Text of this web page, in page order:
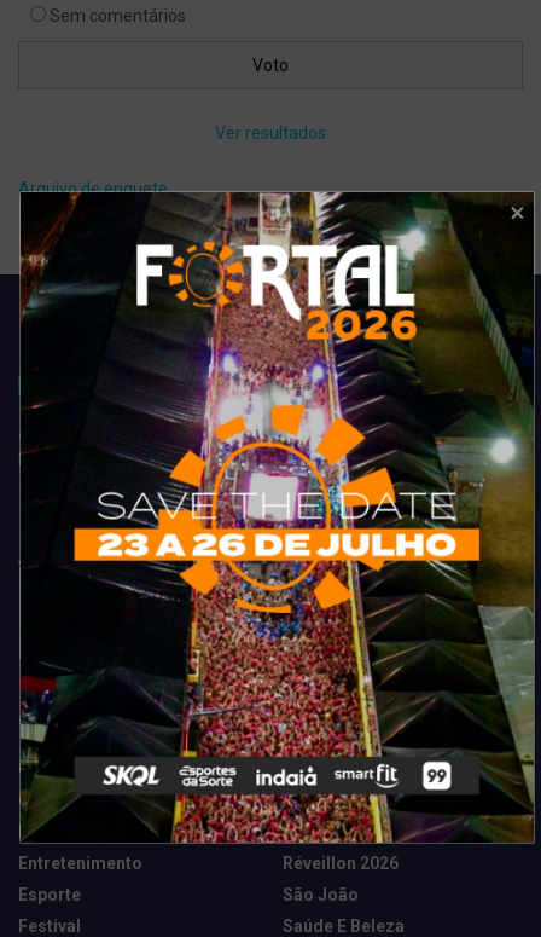
Sem comentários
Ver resultados
Arquivo de enquete
Acompanhe todas as novidades do entretenimento na região de
Fortaleza. Dicas, promoções, coberturas exclusivas e muito mais.
Categorias
Camarote Vip Junino
Cidade
Destaques
Entretenimento
Esporte
Festival
Marketing E Negócios
Música
News Tech
Réveillon 2026
São João
Saúde E Beleza